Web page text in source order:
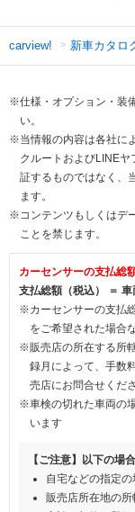
carview! 新車カタロ
※仕様・オプション・装
い。
※当情報の内容は各社に
クルートおよびLINE
証するものではなく、
ます。
※コンテンツもしくはデ
ことを禁じます。
カーセンサーの支払総
支払総額（税込） ＝
※カーセンサーの支払
をご希望された場合
※販売店の所在する所
録月によって、手数
売店にお問合せくだ
※車検の切れた車両の
います
【ご注意】以下の場
自宅などの指定
販売店所在地の